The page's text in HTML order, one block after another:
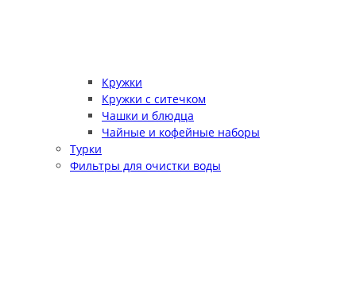
Кружки
Кружки с ситечком
Чашки и блюдца
Чайные и кофейные наборы
Турки
Фильтры для очистки воды